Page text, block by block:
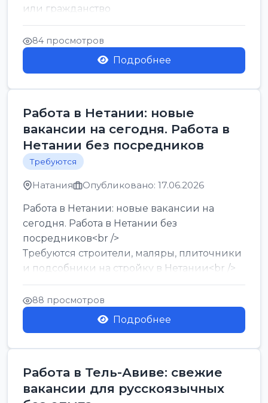
или гражданство
84 просмотров
Подробнее
Работа в Нетании: новые
вакансии на сегодня. Работа в
Нетании без посредников
Требуются
Натания Опубликовано: 17.06.2026
Работа в Нетании: новые вакансии на
сегодня. Работа в Нетании без
посредников<br />
Требуются строители, маляры, плиточники
и подсобники на стройку в Нетании<br />
Срочно требуются горничные, уборщи...
88 просмотров
Подробнее
Работа в Тель-Авиве: свежие
вакансии для русскоязычных